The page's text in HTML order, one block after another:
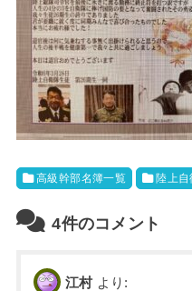
高級幹部名簿一覧 陸上自
4件のコメント
江村 より: